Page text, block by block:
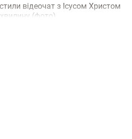
відеочат з Ісусом Христом
(фото)
ШІ-клон Марка Цукерберга
компанії